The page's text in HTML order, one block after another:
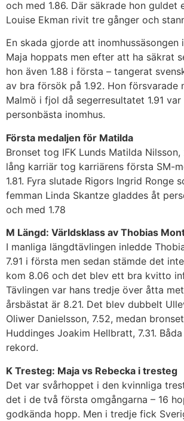
och med 1.86. Där säkrade hon guldet
Louise Ekman rivit tre gånger och
En skada gjorde att inomhussäsongen
Maja hoppats men efter att ha säkrat
hon även 1.88 i första – tangerat
av bra försök på 1.92. Hon försvarade
Malmö i fjol då segerresultatet 1.91
personbästa inomhus.
Första medaljen för Matilda
Bronset tog IFK Lunds Matilda
lång karriär tog karriärens första SM-
1.81. Fyra slutade Rigors Ingrid Ronge
femman Linda Skantze gladdes åt
och med 1.78
M Längd: Världsklass av Thobias
I manliga längdtävlingen inledde
7.91 i första men sedan stämde det
kom 8.06 och det blev ett bra kvitto
Tävlingen var hans tredje över åtta
årsbästat är 8.21. Det blev dubbelt
Oliwer Danielsson, 7.52, medan
Huddinges Joakim Hellbratt, 7.31.
rekord.
K Tresteg: Maja vs Rebecka i tresteg
Det var svårhoppet i den kvinnliga
det i de två första omgångarna – 16
godkända hopp. Men i tredje fick